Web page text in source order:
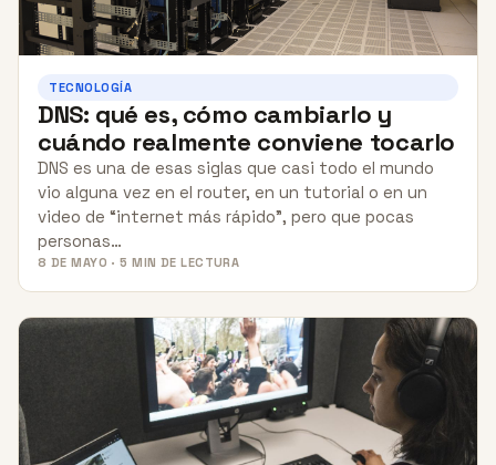
TECNOLOGÍA
DNS: qué es, cómo cambiarlo y
cuándo realmente conviene tocarlo
DNS es una de esas siglas que casi todo el mundo
vio alguna vez en el router, en un tutorial o en un
video de “internet más rápido”, pero que pocas
personas…
8 DE MAYO · 5 MIN DE LECTURA